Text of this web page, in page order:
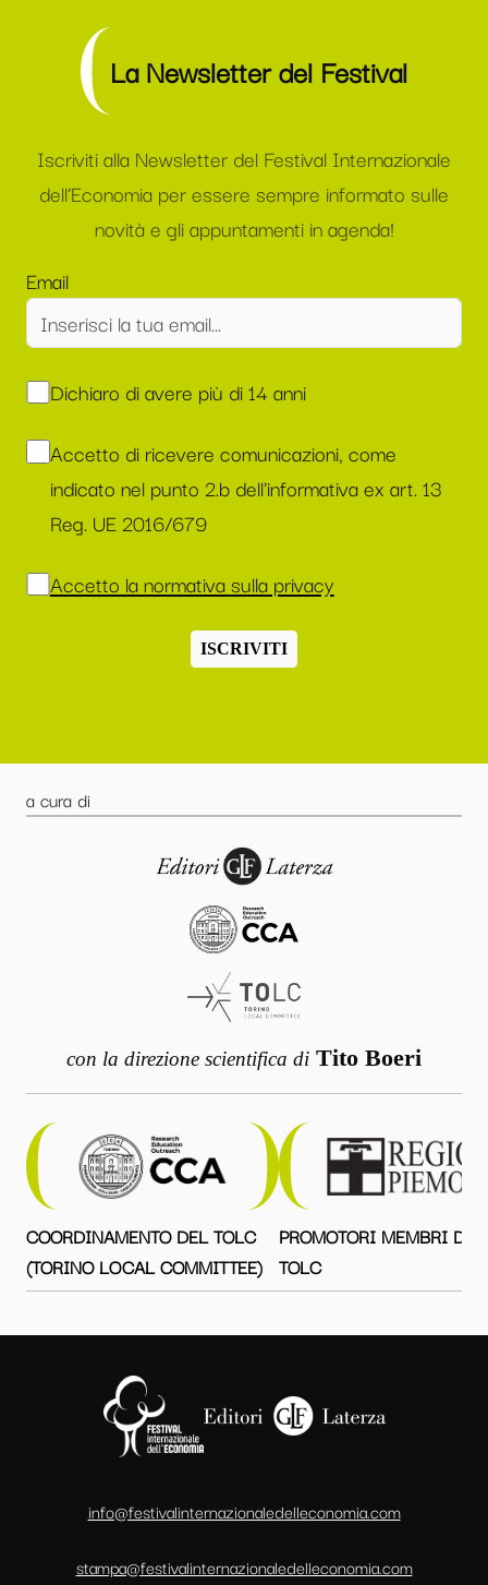
La Newsletter del Festival
Iscriviti alla Newsletter del Festival Internazionale
dell’Economia per essere sempre informato sulle
novità e gli appuntamenti in agenda!
Email
Dichiaro di avere più di 14 anni
Accetto di ricevere comunicazioni, come
indicato nel punto 2.b dell'informativa ex art. 13
Reg. UE 2016/679
Accetto la normativa sulla privacy
ISCRIVITI
a cura di
con la direzione scientifica di Tito Boeri
COORDINAMENTO DEL TOLC
(TORINO LOCAL COMMITTEE)
PROMOTORI MEMBRI DEL
TOLC
info@festivalinternazionaledelleconomia.com
stampa@festivalinternazionaledelleconomia.com